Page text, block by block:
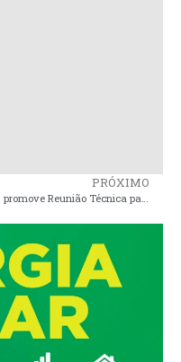
PRÓXIMO
TCE promove Reunião Técnica para debater regras da transição municipal